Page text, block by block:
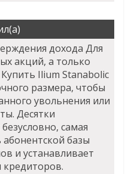
дохода Для
акций, а только
Ilium Stanabolic
размера, чтобы
увольнения или
Десятки
самая
абонентской базы
и устанавливает
кредиторов.